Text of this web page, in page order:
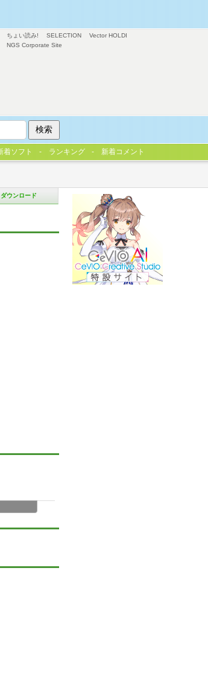
ダウンロード
ちょい読み! SELECTION
Vector HOLDI
NGS Corporate Site
着ソフト ランキング 新着コメント